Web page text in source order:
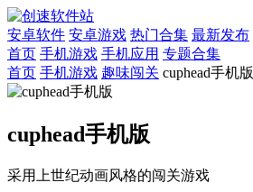
安卓软件 安卓游戏 热门合集 最新发布
首页 手机游戏 手机应用 专题合集
首页 手机游戏 趣味闯关 cuphead手机版
cuphead手机版
采用上世纪动画风格的闯关游戏